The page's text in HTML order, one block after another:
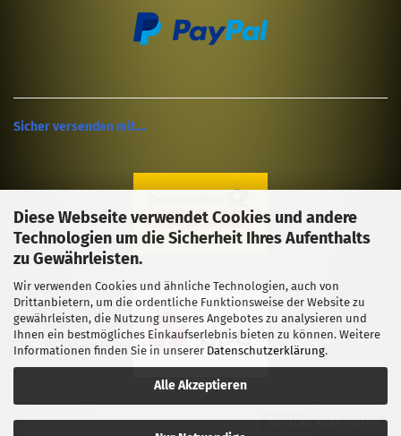
Diese Webseite verwendet Cookies und andere
Technologien um die Sicherheit Ihres Aufenthalts
zu Gewährleisten.
Wir verwenden Cookies und ähnliche Technologien, auch von
Drittanbietern, um die ordentliche Funktionsweise der Website zu
gewährleisten, die Nutzung unseres Angebotes zu analysieren und
Ihnen ein bestmögliches Einkaufserlebnis bieten zu können. Weitere
Informationen finden Sie in unserer Datenschutzerklärung.
Alle Akzeptieren
Sicher versenden mit....
Vertrag widerrufen